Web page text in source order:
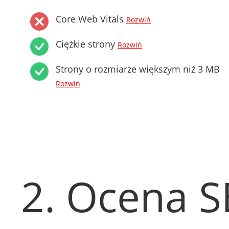
Core Web Vitals Rozwiń
Ciężkie strony Rozwiń
Strony o rozmiarze większym niż 3 MB
Rozwiń
2. Ocena